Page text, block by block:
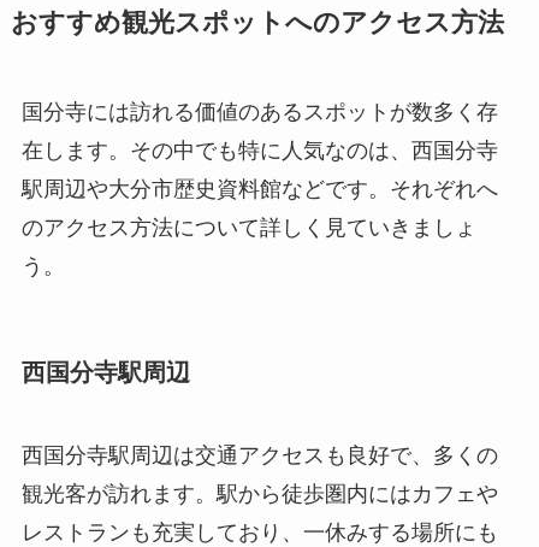
おすすめ観光スポットへのアクセス方法
国分寺には訪れる価値のあるスポットが数多く存
在します。その中でも特に人気なのは、西国分寺
駅周辺や大分市歴史資料館などです。それぞれへ
のアクセス方法について詳しく見ていきましょ
う。
西国分寺駅周辺
西国分寺駅周辺は交通アクセスも良好で、多くの
観光客が訪れます。駅から徒歩圏内にはカフェや
レストランも充実しており、一休みする場所にも